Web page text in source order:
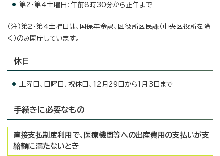
第2・第4土曜日：午前8時30分から正午まで
（注）第2・第4土曜日は、国保年金課、区役所区民課（中央区役所を除
く）のみ開庁しています。
休日
土曜日、日曜日、祝休日、12月29日から1月3日まで
手続きに必要なもの
直接支払制度利用で、医療機関等への出産費用の支払いが支
給額に満たないとき